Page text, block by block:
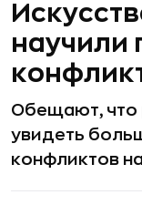
научили
Обещают, что
увидеть
конфликтов